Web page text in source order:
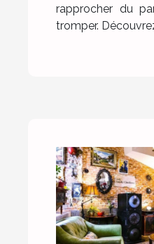
rapprocher du
tromper.